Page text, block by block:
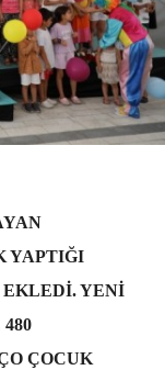
YAPTIĞI
YENI
ÇOCUK